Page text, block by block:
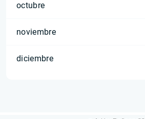
octubre
noviembre
diciembre